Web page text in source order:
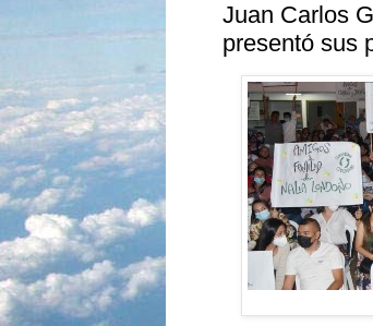
Juan Carlos
presentó sus